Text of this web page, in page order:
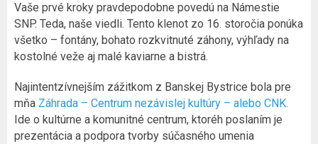
Vaše prvé kroky pravdepodobne povedú na Námestie
SNP. Teda, naše viedli. Tento klenot zo 16. storočia ponúka
všetko – fontány, bohato rozkvitnuté záhony, výhľady na
kostolné veže aj malé kaviarne a bistrá.
Najintentzívnejším zážitkom z Banskej Bystrice bola pre
mňa Záhrada – Centrum nezávislej kultúry – alebo CNK.
Ide o kultúrne a komunitné centrum, ktoréh poslaním je
prezentácia a podpora tvorby súčasného umenia